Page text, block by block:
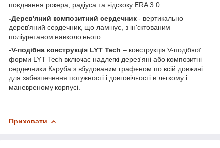
поєднання рокера, радіуса та відскоку ERA 3.0.
-Дерев'яний композитний сердечник - вертикально
дерев'яний сердечник, що ламінує, з ін'єктованим
поліуретаном навколо нього.
-V-подібна конструкція LYT Tech – конструкція V-подібної
форми LYT Tech включає надлегкі дерев'яні або композитні
сердечники Каруба з вбудованим графеном по всій довжині
для забезпечення потужності і довговічності в легкому і
маневреному корпусі.
Приховати